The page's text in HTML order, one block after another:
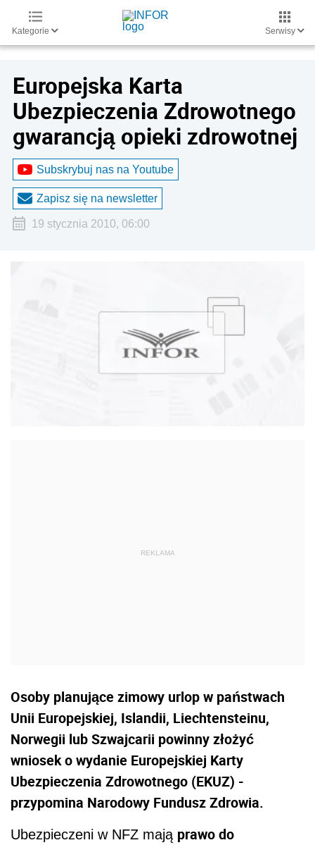
Kategorie Serwisy
Europejska Karta
Ubezpieczenia Zdrowotnego
gwarancją opieki zdrowotnej
Subskrybuj nas na Youtube
Zapisz się na newsletter
19 stycznia 2010, 06:00
Osoby planujące zimowy urlop w państwach
Unii Europejskiej, Islandii, Liechtensteinu,
Norwegii lub Szwajcarii powinny złożyć
wniosek o wydanie Europejskiej Karty
Ubezpieczenia Zdrowotnego (EKUZ) -
przypomina Narodowy Fundusz Zdrowia.
Ubezpieczeni w NFZ mają prawo do